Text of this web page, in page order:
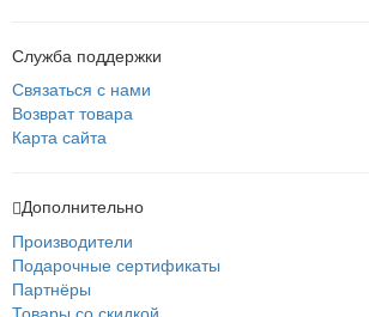
Служба поддержки
Связаться с нами
Возврат товара
Карта сайта
Дополнительно
Производители
Подарочные сертификаты
Партнёры